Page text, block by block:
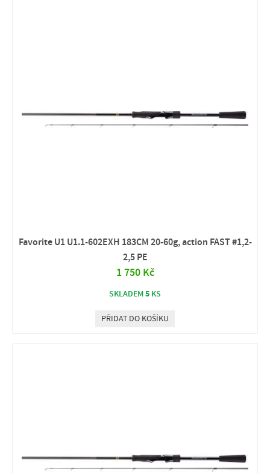
Favorite U1 U1.1-602EXH 183CM 20-60g, action FAST #1,2-
2,5 PE
1 750 Kč
SKLADEM5 KS
PŘIDAT DO KOŠÍKU